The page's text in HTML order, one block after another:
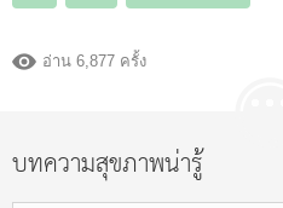
อ่าน 6,877 ครั้ง
บทความสุขภาพน่ารู้